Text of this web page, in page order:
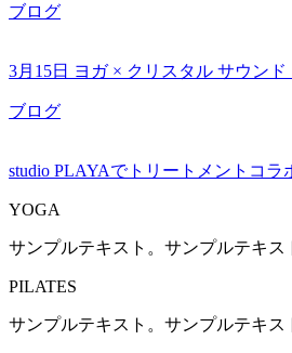
ブログ
3月15日 ヨガ × クリスタル サウンド
ブログ
studio PLAYAでトリートメントコラ
YOGA
サンプルテキスト。サンプルテキス
PILATES
サンプルテキスト。サンプルテキス